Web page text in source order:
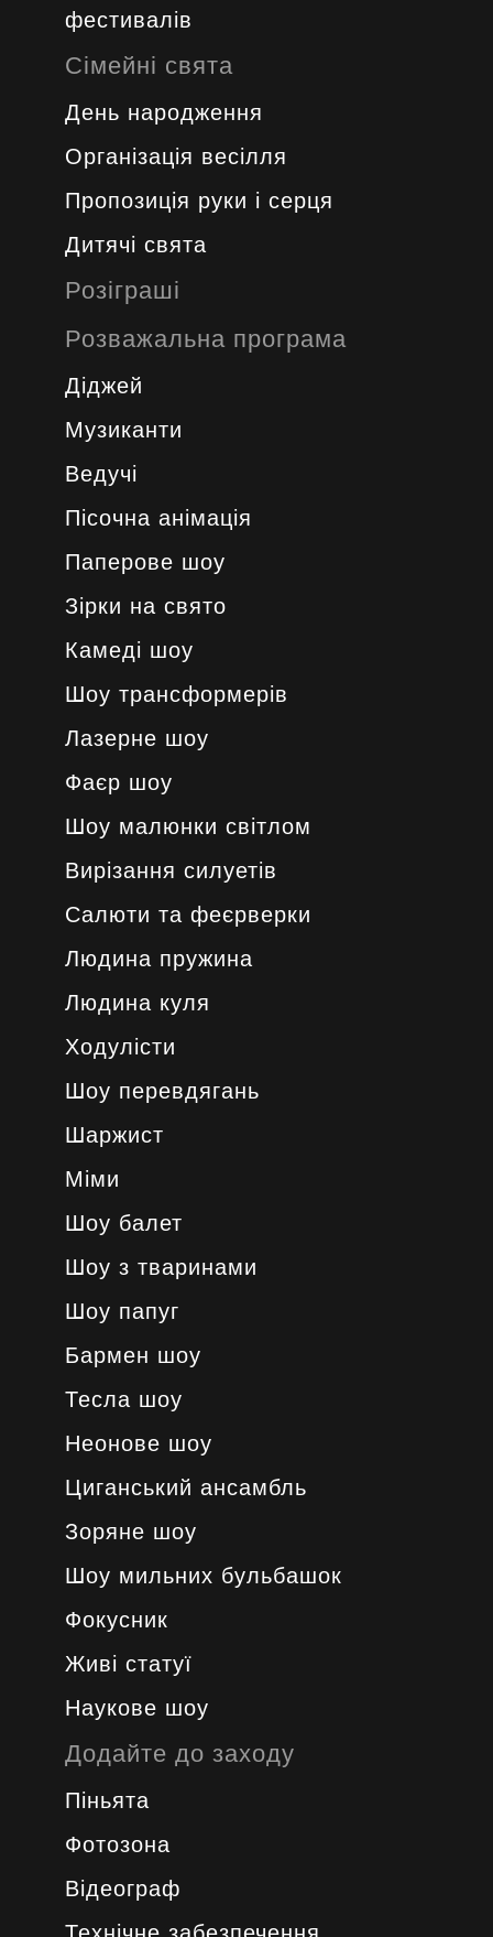
фестивалів
Сімейні свята
День народження
Організація весілля
Пропозиція руки і серця
Дитячі свята
Розіграші
Розважальна програма
Діджей
Музиканти
Ведучі
Пісочна анімація
Паперове шоу
Зірки на свято
Камеді шоу
Шоу трансформерів
Лазерне шоу
Фаєр шоу
Шоу малюнки світлом
Вирізання силуетів
Салюти та феєрверки
Людина пружина
Людина куля
Ходулісти
Шоу перевдягань
Шаржист
Міми
Шоу балет
Шоу з тваринами
Шоу папуг
Бармен шоу
Тесла шоу
Неонове шоу
Циганський ансамбль
Зоряне шоу
Шоу мильних бульбашок
Фокусник
Живі статуї
Наукове шоу
Додайте до заходу
Піньята
Фотозона
Відеограф